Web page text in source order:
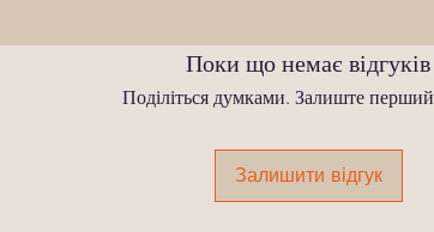
Поки що немає відгуків
Поділіться думками. Залиште перший
Залишити відгук